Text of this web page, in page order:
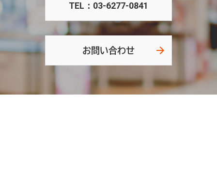
TEL：03-6277-0841
お問い合わせ